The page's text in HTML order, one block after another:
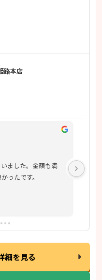
路本店
ました。金額も満
ったです。
細を見る